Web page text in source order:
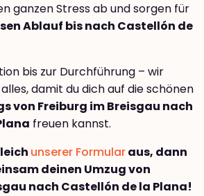
ganzen Stress ab und sorgen für
Ablauf bis nach Castellón de
bis zur Durchführung – wir
damit du dich auf die schönen
von Freiburg im Breisgau nach
freuen kannst.
unserer Formularaus, dann
deinen Umzug von
nach Castellón de la Plana!